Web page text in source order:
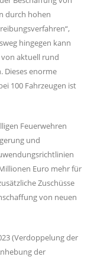
durch hohen
hingegen kann
von aktuell rund
Dieses enorme
100 Fahrzeugen ist
Feuerwehren
und
Euro mehr für
Zuschüsse
von neuen
(Verdoppelung der
der